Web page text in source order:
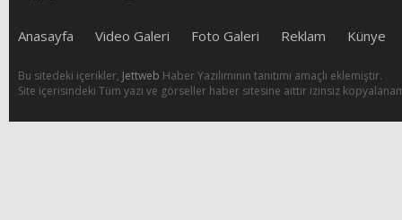
Anasayfa Video Galeri Foto Galeri Reklam Künye
Bu sitedeki içerikler, Jettweb Haber Yazılımının tanıtımı amaçlı eklemiştir.
Site içerisindeki Tüm yazı ve görseller haber sitesine aittir izinsiz